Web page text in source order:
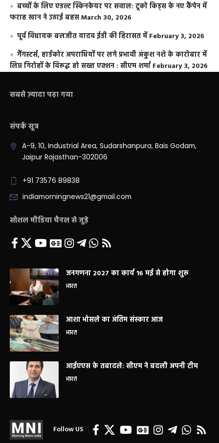
बच्चों के लिए एडल्ट स्किनकेयर पर सवाल: टूको किड्स के नए कैंपेन में
फराह खान ने उठाई बहसMarch 30, 2026
पूर्व विधायक बलजीत यादव ईडी की हिरासत में February 3, 2026
गैंगस्टर्स, हार्डकोर अपराधियों पर लगे प्रभावी अंकुश नशे के कारोबार में
लिप्त गिरोहों के विरूद्ध हो सख्त एक्शन : सीएम शर्मा February 3, 2026
सबसे ज़्यादा पढ़ा गया
संपर्क सूत्र
A-9, 10, Industrial Area, Sudarshanpura, Bais Godam,
Jaipur Rajasthan-302006
+91 73576 89838
indiamorningnews21@gmail.com
सोशल मीडिया चैनल से जुड़े
जनगणना 2027 का कार्य 16 मई से होगा शुरू
भारत
आशा भोसले का अंतिम संस्कार आज
भारत
आईएएस के तबादले: सीएम ने बदली अपनी टीम
भारत
Follow US